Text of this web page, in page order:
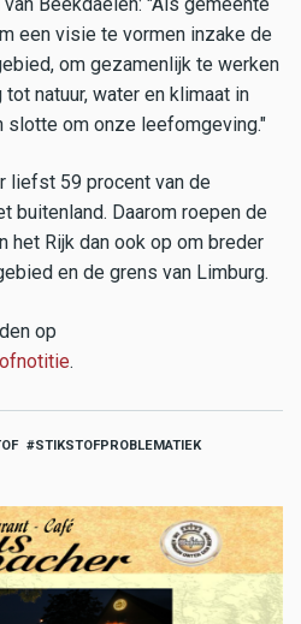
een visie te vormen inzake de
om gezamenlijk te werken
natuur, water en klimaat in
slotte om onze leefomgeving."
liefst 59 procent van de
buitenland. Daarom roepen de
het Rijk dan ook op om breder
en de grens van Limburg.
op
.
STIKSTOFPROBLEMATIEK